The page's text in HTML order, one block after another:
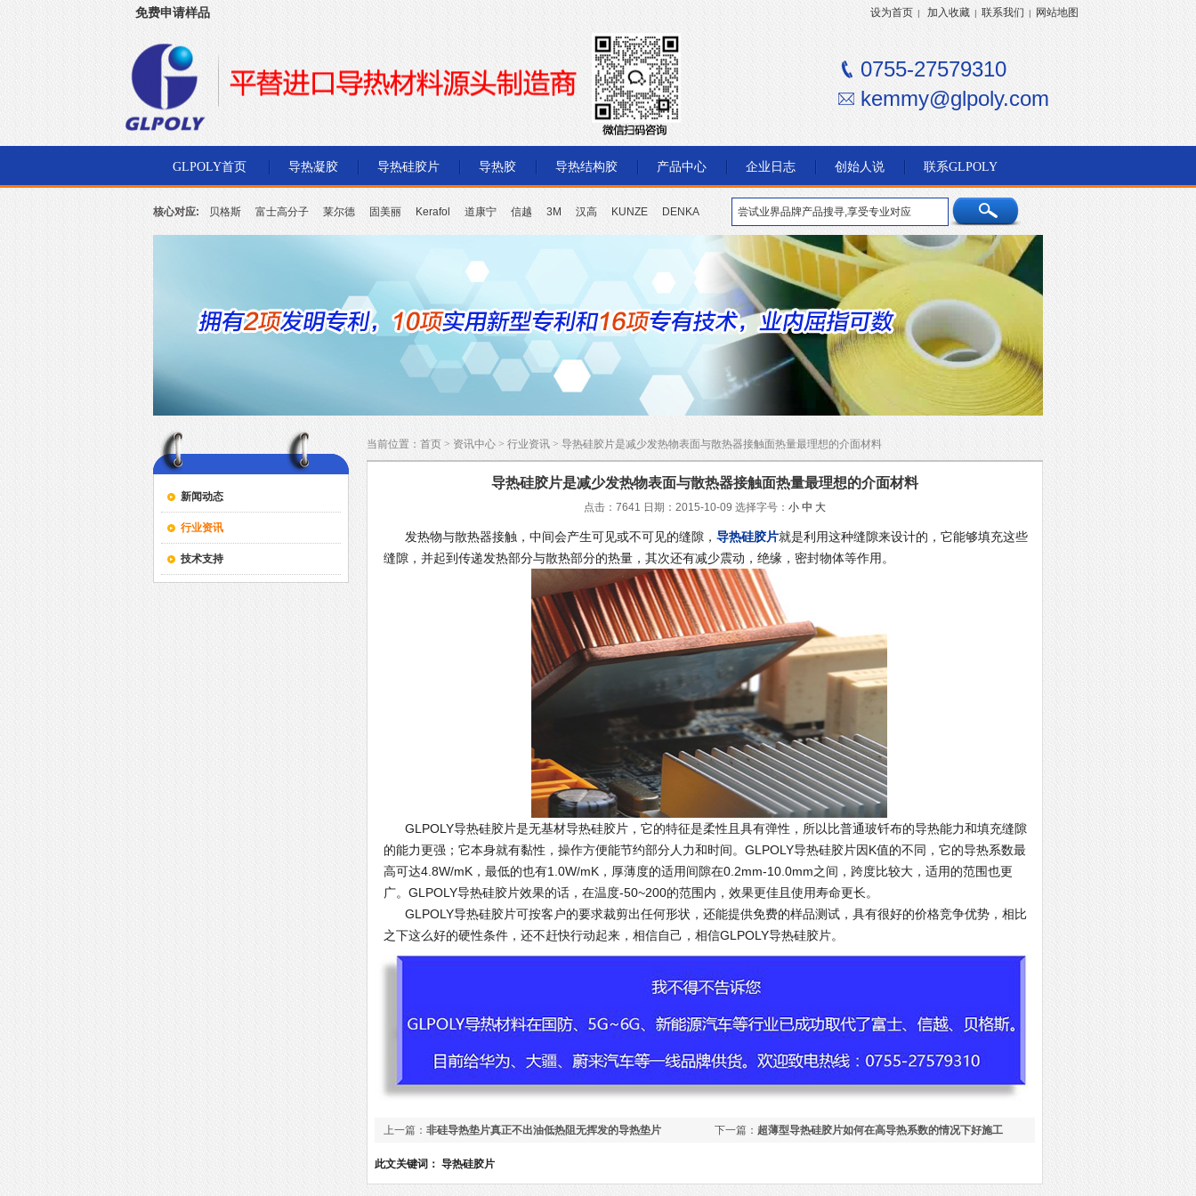
免费申请样品 设为首页 | 加入收藏 | 联系我们 | 网站地图
0755-27579310
kemmy@glpoly.com
GLPOLY首页 导热凝胶 导热硅胶片 导热胶 导热结构胶 产品中心 企业日志 创始人说 联系GLPOLY
核心对应: 贝格斯 富士高分子 莱尔德 固美丽 Kerafol 道康宁 信越 3M 汉高 KUNZE DENKA
新闻动态
行业资讯
技术支持
当前位置： 首页 > 资讯中心 > 行业资讯 > 导热硅胶片是减少发热物表面与散热器接触面热量最理想的介面材料
导热硅胶片是减少发热物表面与散热器接触面热量最理想的介面材料
点击：7641 日期：2015-10-09 选择字号： 小 中 大
发热物与散热器接触，中间会产生可见或不可见的缝隙， 导热硅胶片就是利用这种缝隙来设计的，它能够填充这些
缝隙，并起到传递发热部分与散热部分的热量，其次还有减少震动，绝缘，密封物体等作用。
GLPOLY导热硅胶片是无基材导热硅胶片，它的特征是柔性且具有弹性，所以比普通玻钎布的导热能力和填充缝隙
的能力更强；它本身就有黏性，操作方便能节约部分人力和时间。GLPOLY导热硅胶片因K值的不同，它的导热系数最
高可达4.8W/mK，最低的也有1.0W/mK，厚薄度的适用间隙在0.2mm-10.0mm之间，跨度比较大，适用的范围也更
广。GLPOLY导热硅胶片效果的话，在温度-50~200的范围内，效果更佳且使用寿命更长。
GLPOLY导热硅胶片可按客户的要求裁剪出任何形状，还能提供免费的样品测试，具有很好的价格竞争优势，相比
之下这么好的硬性条件，还不赶快行动起来，相信自己，相信GLPOLY导热硅胶片。
上一篇： 非硅导热垫片真正不出油低热阻无挥发的导热垫片 下一篇： 超薄型导热硅胶片如何在高导热系数的情况下好施工
此文关键词： 导热硅胶片